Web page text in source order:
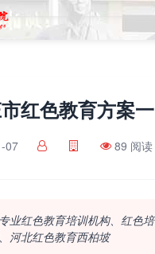
红色教育方案一
07 89 阅读
业红色教育培训机构、红色培
河北红色教育西柏坡